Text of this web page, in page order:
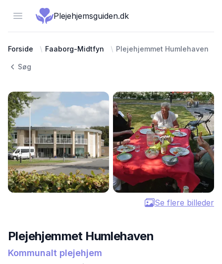
Open menuPlejehjemsguiden.dk
Forside Faaborg-Midtfyn Plejehjemmet Humlehaven
Søg
Se flere billeder
Plejehjemmet Humlehaven
Kommunalt plejehjem